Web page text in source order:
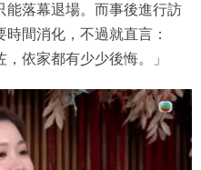
能落幕退場。而事後進行訪
間消化，不過就直言：
依家都有少少後悔。」